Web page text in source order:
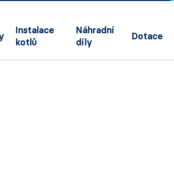
Instalace
kotlů
Náhradní
díly
Dotace